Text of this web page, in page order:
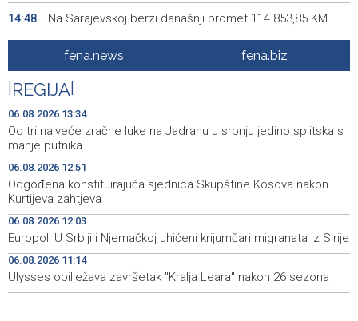
14:48 Na Sarajevskoj berzi današnji promet 114.853,85 KM
Ovjera knjižica nije odobrovoljila zeničke rudare, u jami
'Raspotočje' 11 ih protestira
14:46 Jubilarni 20. moto susreti sutra u Goraždu
14:44
Reuters: Vjetrenica turistima pruža spas od vrućina, u
pećini tokom cijele godine 11 stepeni
14:39
Fire near Konjic threatens houses and railway lines, BiH
AF helicopter expected to be deployed
14:37
Državljanstvo BiH za osobe od naročite koristi, u četiri
godine odobrena 43 zahtjeva
14:36
Za sisteme vodosnabdijevanja Tuzle i Gradačca
izdvojeno gotovo 14 miliona KM
fena.news fena.biz
REGIJA
06.08.2026 13:34
Od tri najveće zračne luke na Jadranu u srpnju jedino splitska s
manje putnika
06.08.2026 12:51
Odgođena konstituirajuća sjednica Skupštine Kosova nakon
Kurtijeva zahtjeva
06.08.2026 12:03
Europol: U Srbiji i Njemačkoj uhićeni krijumčari migranata iz Sirije
06.08.2026 11:14
Ulysses obilježava završetak "Kralja Leara" nakon 26 sezona